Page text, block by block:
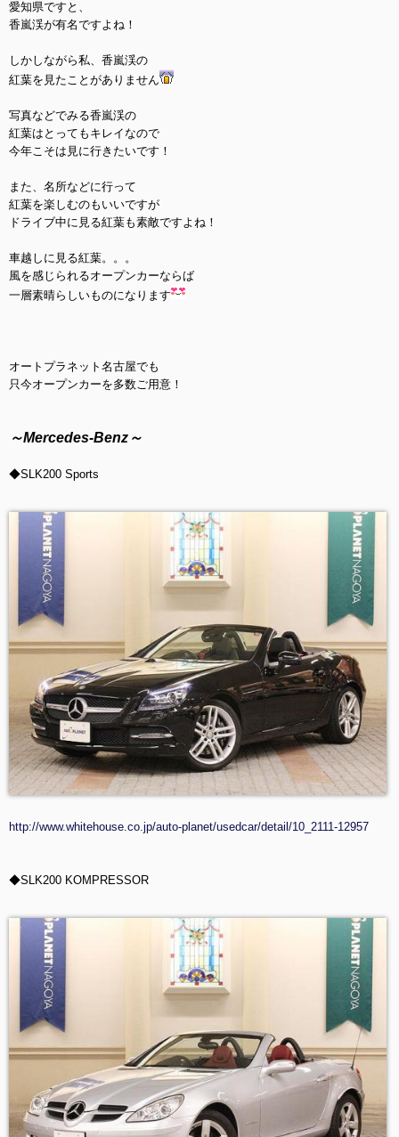
愛知県ですと、
香嵐渓が有名ですよね！
しかしながら私、香嵐渓の
紅葉を見たことがありません
写真などでみる香嵐渓の
紅葉はとってもキレイなので
今年こそは見に行きたいです！
また、名所などに行って
紅葉を楽しむのもいいですが
ドライブ中に見る紅葉も素敵ですよね！
車越しに見る紅葉。。。
風を感じられるオープンカーならば
一層素晴らしいものになります
オートプラネット名古屋でも
只今オープンカーを多数ご用意！
～Mercedes-Benz～
◆SLK200 Sports
http://www.whitehouse.co.jp/auto-planet/usedcar/detail/10_2111-12957
◆SLK200 KOMPRESSOR